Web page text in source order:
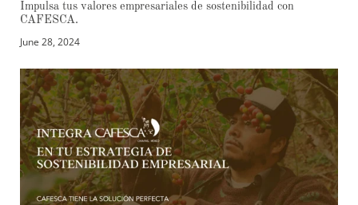
Impulsa tus valores empresariales de sostenibilidad con
CAFESCA.
June 28, 2024